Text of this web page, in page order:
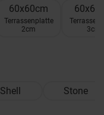
60x60cm
Terrassenplatte
2cm
3cm
Shell Stone